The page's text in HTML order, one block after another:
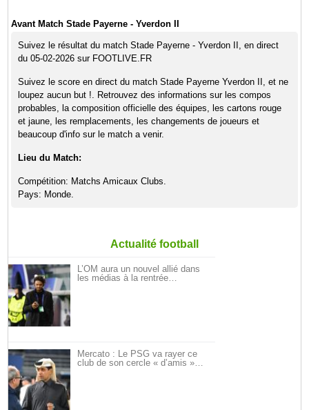
Avant Match Stade Payerne - Yverdon II
Suivez le résultat du match Stade Payerne - Yverdon II, en direct
du 05-02-2026 sur FOOTLIVE.FR
Suivez le score en direct du match Stade Payerne Yverdon II, et ne
loupez aucun but !. Retrouvez des informations sur les compos
probables, la composition officielle des équipes, les cartons rouge
et jaune, les remplacements, les changements de joueurs et
beaucoup d'info sur le match a venir.
Lieu du Match:
Compétition: Matchs Amicaux Clubs.
Pays: Monde.
Actualité football
L’OM aura un nouvel allié dans
les médias à la rentrée…
Mercato : Le PSG va rayer ce
club de son cercle « d’amis »…